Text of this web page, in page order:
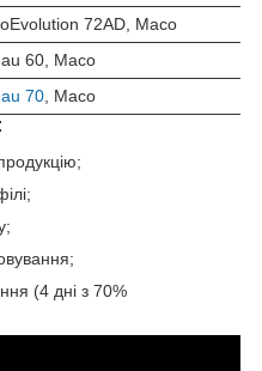
72AD, Масо
60, Maco
70, Maco
(4 дні з 70%